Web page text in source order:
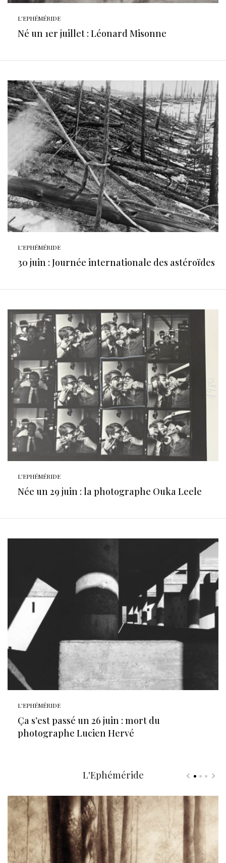
L'EPHÉMÉRIDE
Né un 1er juillet : Léonard Misonne
L'EPHÉMÉRIDE
30 juin : Journée internationale des astéroïdes
L'EPHÉMÉRIDE
Née un 29 juin : la photographe Ouka Leele
L'EPHÉMÉRIDE
Ça s’est passé un 26 juin : mort du
photographe Lucien Hervé
L'Ephéméride